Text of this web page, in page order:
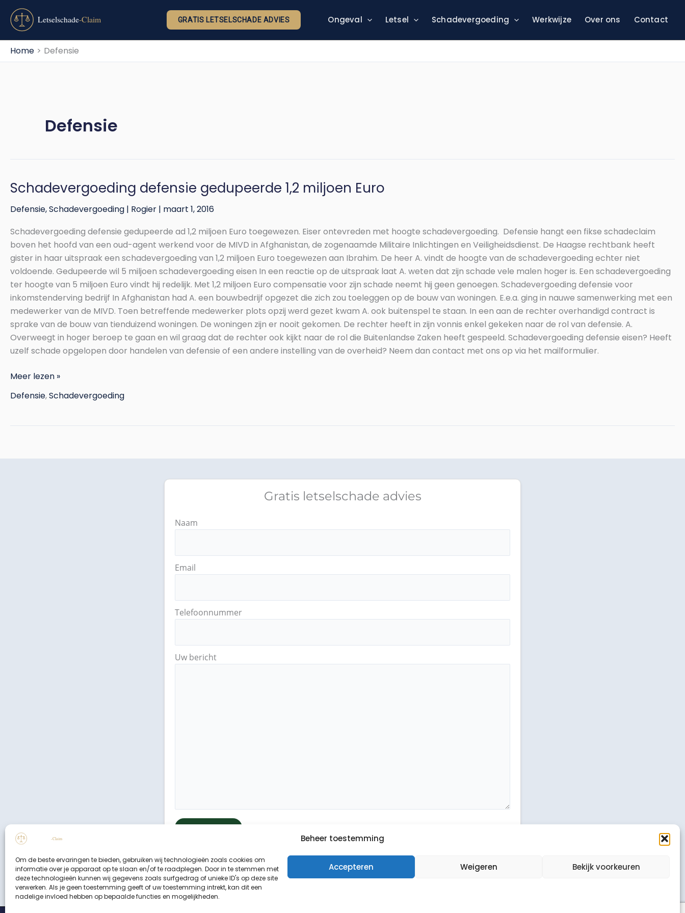
Beheer toestemming
Om de beste ervaringen te bieden, gebruiken wij technologieën zoals cookies om
informatie over je apparaat op te slaan en/of te raadplegen. Door in te stemmen met
deze technologieën kunnen wij gegevens zoals surfgedrag of unieke ID's op deze site
verwerken. Als je geen toestemming geeft of uw toestemming intrekt, kan dit een
nadelige invloed hebben op bepaalde functies en mogelijkheden.
Accepteren Weigeren Bekijk voorkeuren
naar
inhoud
GRATIS LETSELSCHADE ADVIES Ongeval Letsel Schadevergoeding Werkwijze Over ons Contact
Home Defensie
Defensie
Schadevergoeding defensie gedupeerde 1,2 miljoen Euro
Defensie,Schadevergoeding | Rogier | maart 1, 2016
Schadevergoeding defensie gedupeerde ad 1,2 miljoen Euro toegewezen. Eiser ontevreden met hoogte schadevergoeding. Defensie hangt een fikse schadeclaim
boven het hoofd van een oud-agent werkend voor de MIVD in Afghanistan, de zogenaamde Militaire Inlichtingen en Veiligheidsdienst. De Haagse rechtbank heeft
gister in haar uitspraak een schadevergoeding van 1,2 miljoen Euro toegewezen aan Ibrahim. De heer A. vindt de hoogte van de schadevergoeding echter niet
voldoende. Gedupeerde wil 5 miljoen schadevergoeding eisen In een reactie op de uitspraak laat A. weten dat zijn schade vele malen hoger is. Een schadevergoeding
ter hoogte van 5 miljoen Euro vindt hij redelijk. Met 1,2 miljoen Euro compensatie voor zijn schade neemt hij geen genoegen. Schadevergoeding defensie voor
inkomstenderving bedrijf In Afghanistan had A. een bouwbedrijf opgezet die zich zou toeleggen op de bouw van woningen. E.e.a. ging in nauwe samenwerking met een
medewerker van de MIVD. Toen betreffende medewerker plots opzij werd gezet kwam A. ook buitenspel te staan. In een aan de rechter overhandigd contract is
sprake van de bouw van tienduizend woningen. De woningen zijn er nooit gekomen. De rechter heeft in zijn vonnis enkel gekeken naar de rol van defensie. A.
Overweegt in hoger beroep te gaan en wil graag dat de rechter ook kijkt naar de rol die Buitenlandse Zaken heeft gespeeld. Schadevergoeding defensie eisen? Heeft
uzelf schade opgelopen door handelen van defensie of een andere instelling van de overheid? Neem dan contact met ons op via het mailformulier.
Schadevergoeding
gedupeerde
miljoen
Euro
Meer lezen »
Defensie,Schadevergoeding
Gratis letselschade advies
Naam
Email
Telefoonnummer
Uw bericht
Binnen 24 uur wordt er contact met u opgenomen.
Uw gegevens worden strikt vertrouwelijk behandeld.